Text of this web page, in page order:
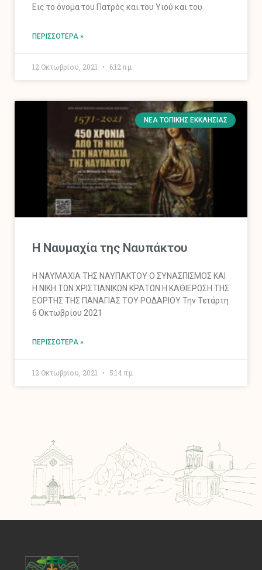
Εις το όνομα του Πατρός και του Υιού και του
ΠΕΡΙΣΣΌΤΕΡΑ »
12 Οκτωβρίου, 2021 6:12 πμ
ΝΈΑ ΤΟΠΙΚΉΣ ΕΚΚΛΗΣΊΑΣ
Η Ναυμαχία της Ναυπάκτου
Η ΝΑΥΜΑΧΙΑ ΤΗΣ ΝΑΥΠΑΚΤΟΥ Ο ΣΥΝΑΣΠΙΣΜΟΣ ΚΑΙ
Η ΝΙΚΗ ΤΩΝ ΧΡΙΣΤΙΑΝΙΚΩΝ ΚΡΑΤΩΝ Η ΚΑΘΙΕΡΩΣΗ ΤΗΣ
ΕΟΡΤΗΣ ΤΗΣ ΠΑΝΑΓΙΑΣ ΤΟΥ ΡΟΔΑΡΙΟΥ Την Τετάρτη
6 Οκτωβρίου 2021
ΠΕΡΙΣΣΌΤΕΡΑ »
12 Οκτωβρίου, 2021 5:14 πμ